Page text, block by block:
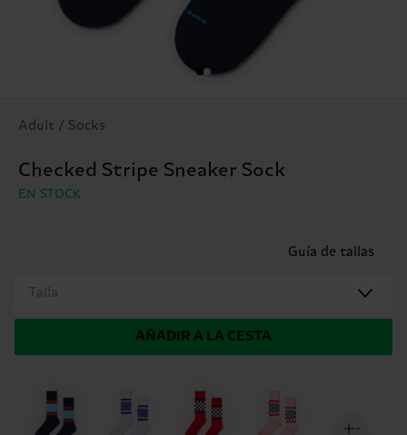
Adult / Socks
Checked Stripe Sneaker Sock
EN STOCK
Guía de tallas
Talla
AÑADIR A LA CESTA